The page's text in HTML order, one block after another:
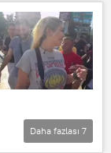
Daha fazlası 7